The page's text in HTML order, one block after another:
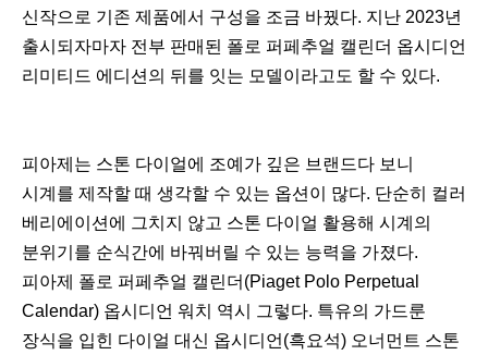
신작으로 기존 제품에서 구성을 조금 바꿨다. 지난 2023년
출시되자마자 전부 판매된 폴로 퍼페추얼 캘린더 옵시디언
리미티드 에디션의 뒤를 잇는 모델이라고도 할 수 있다.
피아제는 스톤 다이얼에 조예가 깊은 브랜드다 보니
시계를 제작할 때 생각할 수 있는 옵션이 많다. 단순히 컬러
베리에이션에 그치지 않고 스톤 다이얼 활용해 시계의
분위기를 순식간에 바꿔버릴 수 있는 능력을 가졌다.
피아제 폴로 퍼페추얼 캘린더(Piaget Polo Perpetual
Calendar) 옵시디언 워치 역시 그렇다. 특유의 가드룬
장식을 입힌 다이얼 대신 옵시디언(흑요석) 오너먼트 스톤